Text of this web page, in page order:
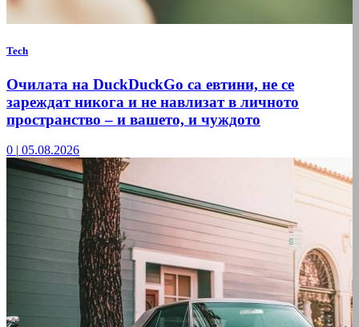
Tech
Очилата на DuckDuckGo са евтини, не се
зареждат никога и не навлизат в личното
пространство – и вашето, и чуждото
0 | 05.08.2026